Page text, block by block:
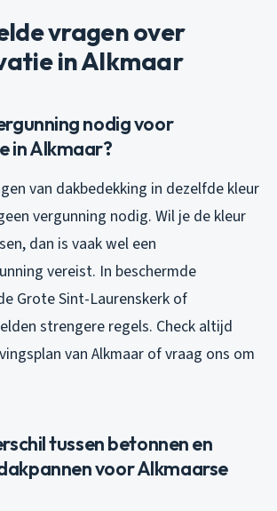
vragen over
in Alkmaar
nodig voor
in Alkmaar?
van dakbedekking in dezelfde kleur
vergunning nodig. Wil je de kleur
dan is vaak wel een
vereist. In beschermde
Grote Sint-Laurenskerk of
strengere regels. Check altijd
van Alkmaar of vraag ons om
tussen betonnen en
voor Alkmaarse